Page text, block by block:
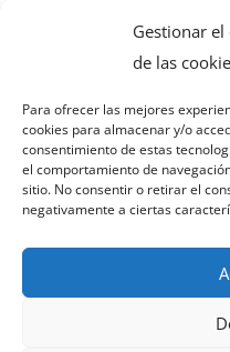
Gestionar
de las
Para ofrecer las mejores
cookies para almacenar y/o
consentimiento de estas
el comportamiento de
sitio. No consentir o retirar el
negativamente a ciertas
Noticias
Productos
AVISO LEGAL
POLÍTICA